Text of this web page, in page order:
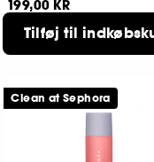
199,00 KR
Tilføj til
Clean at Sephora